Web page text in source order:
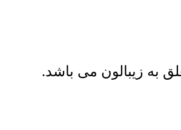
به زیبالون می باشد.